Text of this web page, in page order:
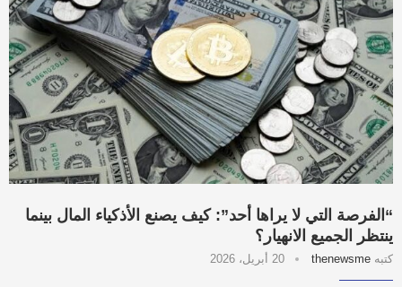
“الفرصة التي لا يراها أحد”: كيف يصنع الأذكياء المال بينما
ينتظر الجميع الانهيار؟
كتبه thenewsme 20 أبريل، 2026